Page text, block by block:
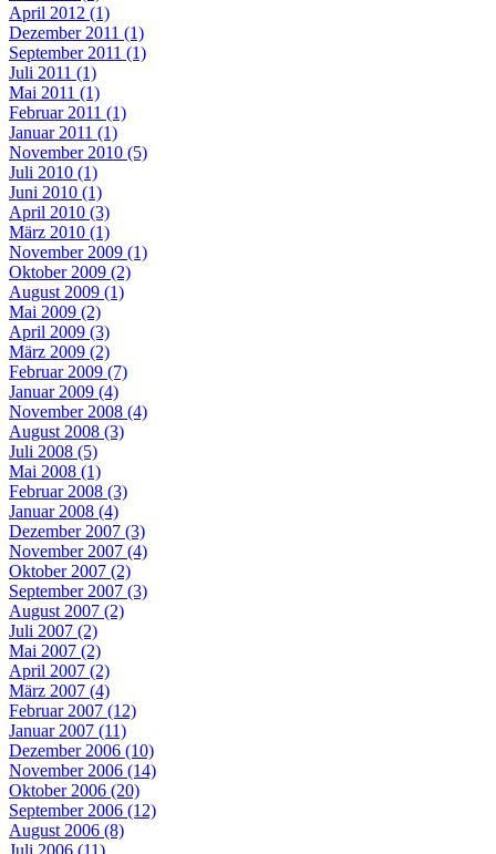
April 2012 (1)
Dezember 2011 (1)
September 2011 (1)
Juli 2011 (1)
Mai 2011 (1)
Februar 2011 (1)
Januar 2011 (1)
November 2010 (5)
Juli 2010 (1)
Juni 2010 (1)
April 2010 (3)
März 2010 (1)
November 2009 (1)
Oktober 2009 (2)
August 2009 (1)
Mai 2009 (2)
April 2009 (3)
März 2009 (2)
Februar 2009 (7)
Januar 2009 (4)
November 2008 (4)
August 2008 (3)
Juli 2008 (5)
Mai 2008 (1)
Februar 2008 (3)
Januar 2008 (4)
Dezember 2007 (3)
November 2007 (4)
Oktober 2007 (2)
September 2007 (3)
August 2007 (2)
Juli 2007 (2)
Mai 2007 (2)
April 2007 (2)
März 2007 (4)
Februar 2007 (12)
Januar 2007 (11)
Dezember 2006 (10)
November 2006 (14)
Oktober 2006 (20)
September 2006 (12)
August 2006 (8)
Juli 2006 (11)